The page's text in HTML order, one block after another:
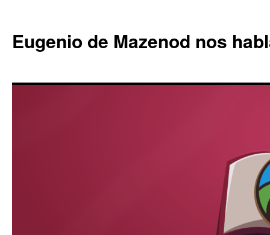
Eugenio de Mazenod nos